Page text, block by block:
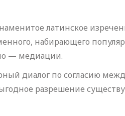
латинское
набирающего
— медиации.
диалог по согласию
разрешение